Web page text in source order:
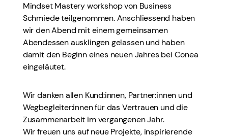
Mindset Mastery workshop von Business
Schmiede teilgenommen. Anschliessend haben
wir den Abend mit einem gemeinsamen
Abendessen ausklingen gelassen und haben
damit den Beginn eines neuen Jahres bei Conea
eingeläutet.
Wir danken allen Kund:innen, Partner:innen und
Wegbegleiter:innen für das Vertrauen und die
Zusammenarbeit im vergangenen Jahr.
Wir freuen uns auf neue Projekte, inspirierende